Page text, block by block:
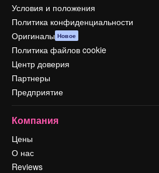
Условия и положения
Политика конфиденциальности
Оригиналы Новое
Политика файлов cookie
Центр доверия
Партнеры
Предприятие
Компания
Цены
О нас
Reviews